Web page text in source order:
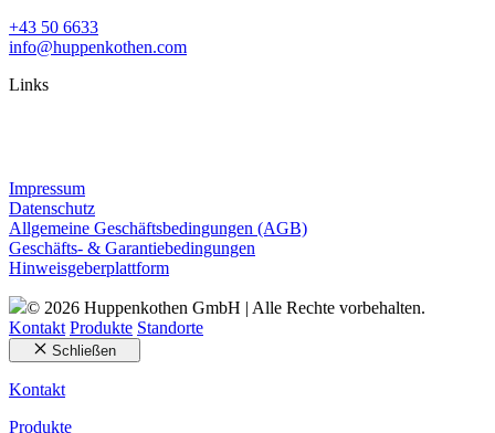
+43 50 6633
info@huppenkothen.com
Links
Impressum
Datenschutz
Allgemeine Geschäftsbedingungen (AGB)
Geschäfts- & Garantiebedingungen
Hinweisgeberplattform
© 2026 Huppenkothen GmbH | Alle Rechte vorbehalten.
Kontakt Produkte Standorte
Schließen
Kontakt
Produkte